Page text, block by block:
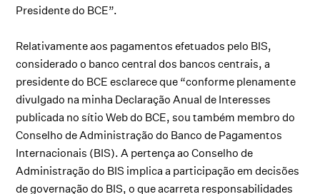
Presidente do BCE”.
Relativamente aos pagamentos efetuados pelo BIS,
considerado o banco central dos bancos centrais, a
presidente do BCE esclarece que “conforme plenamente
divulgado na minha Declaração Anual de Interesses
publicada no sítio Web do BCE, sou também membro do
Conselho de Administração do Banco de Pagamentos
Internacionais (BIS). A pertença ao Conselho de
Administração do BIS implica a participação em decisões
de governação do BIS, o que acarreta responsabilidades